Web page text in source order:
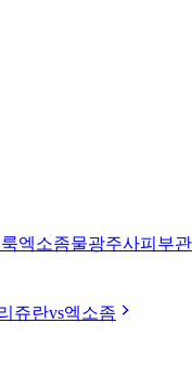
엑소좀물광주사피부관
쥬란vs엑소좀